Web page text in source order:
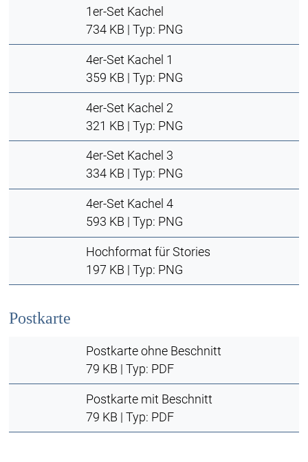
1er-Set Kachel
734 KB | Typ: PNG
4er-Set Kachel 1
359 KB | Typ: PNG
4er-Set Kachel 2
321 KB | Typ: PNG
4er-Set Kachel 3
334 KB | Typ: PNG
4er-Set Kachel 4
593 KB | Typ: PNG
Hochformat für Stories
197 KB | Typ: PNG
Postkarte
Postkarte ohne Beschnitt
79 KB | Typ: PDF
Postkarte mit Beschnitt
79 KB | Typ: PDF